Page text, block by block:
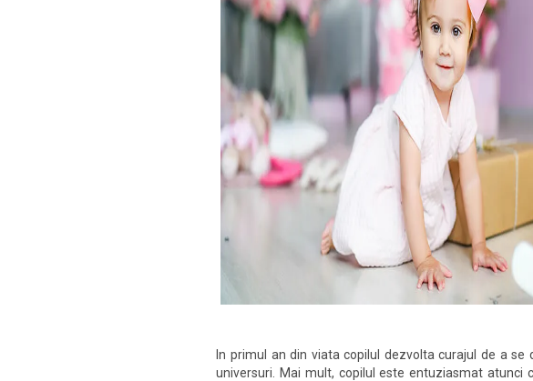
In primul an din viata copilul dezvolta curajul de a
universuri. Mai mult, copilul este entuziasmat atunci